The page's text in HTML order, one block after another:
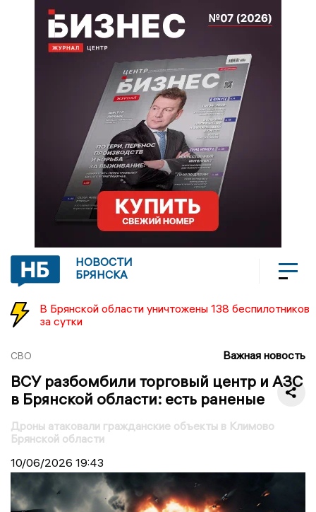
НОВОСТИ
БРЯНСКА
В Брянской области уничтожены 138 беспилотников
за сутки
СВО Важная новость
ВСУ разбомбили торговый центр и АЗС
в Брянской области: есть раненые
Дроны атаковали гражданские объекты в Климово
Брянской области
10/06/2026 19:43